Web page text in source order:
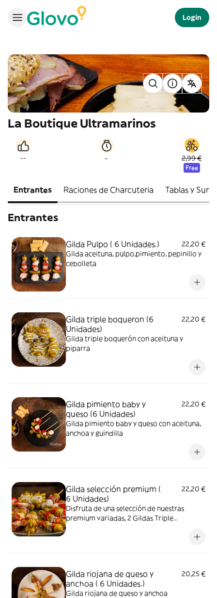
Login
La Boutique Ultramarinos
-- - 2,99 €
Free
Entrantes Raciones de Charcuteria Tablas y
Entrantes
Gilda Pulpo ( 6 Unidades.)
22,20 €
Gilda aceituna, pulpo,pimiento, pepinillo y
cebolleta
Gilda triple boqueron (6
Unidades)
22,20 €
Gilda triple boquerón con aceituna y
piparra
Gilda pimiento baby y
queso (6 Unidades)
22,20 €
Gilda pimiento baby y queso con aceituna,
anchoa y guindilla
Gilda selección premium (
6 Unidades)
22,20 €
Disfruta de una selección de nuestras
premium variadas, 2 Gildas Triple
Gilda riojana de queso y
anchoa ( 6 Unidades.)
20,25 €
Gilda riojana de queso y anchoa